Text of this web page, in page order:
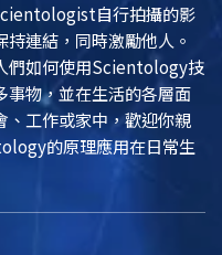
自行拍攝的影
連結，同時激勵他人。
們如何使用Scientology技
事物，並在生活的各層面
、工作或家中，歡迎你親
的原理應用在日常生